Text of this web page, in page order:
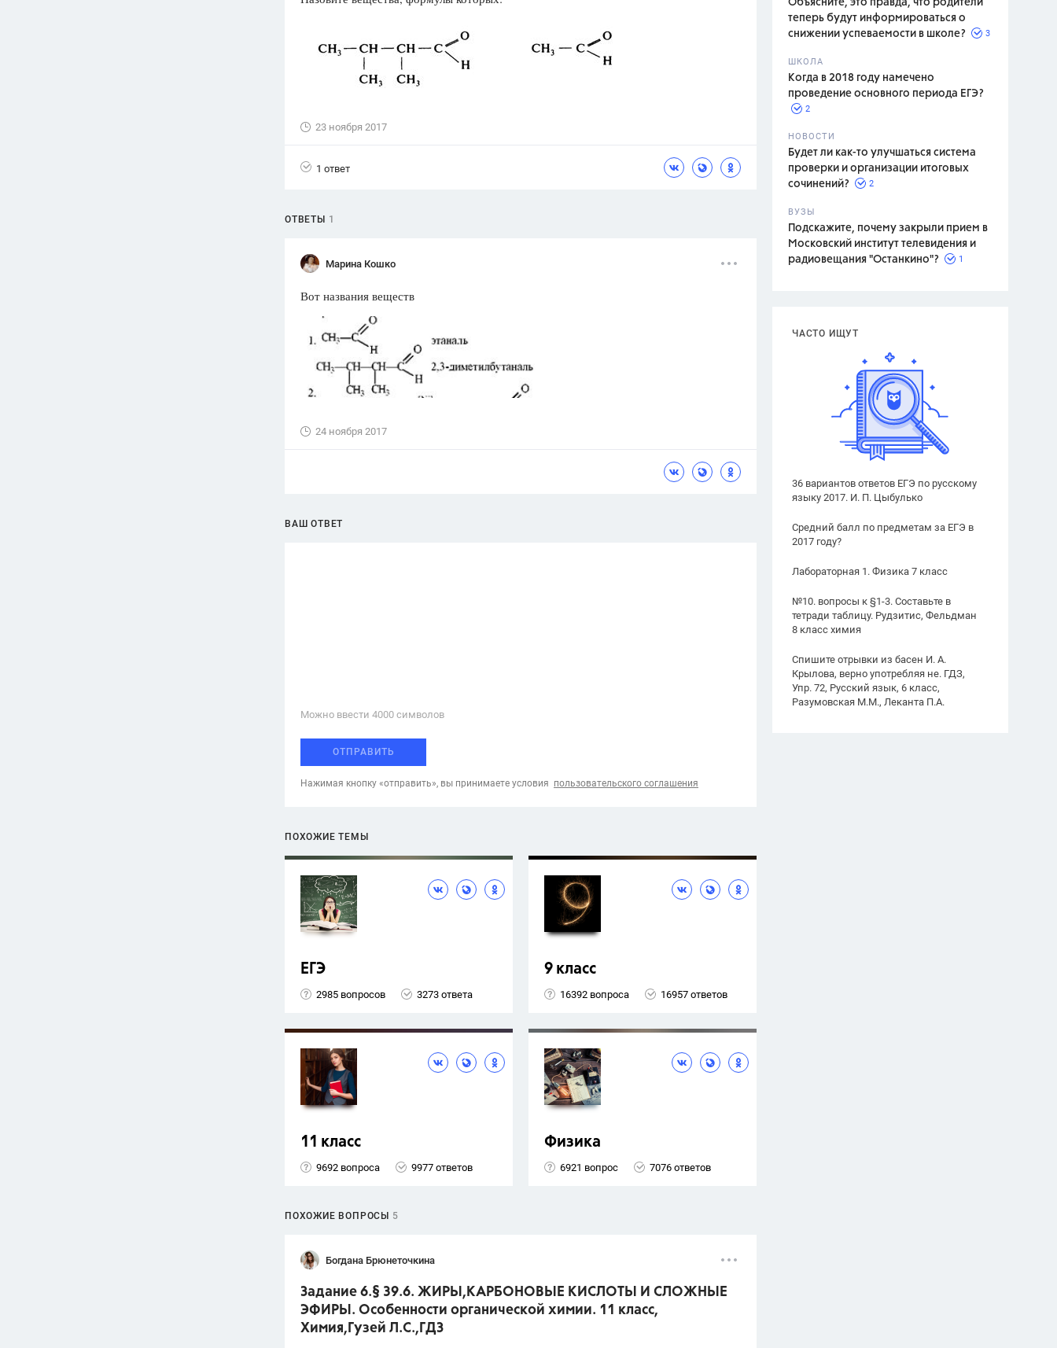
ответа
1551 ответ
ответов
Психология
Объясните, это правда, что родители
теперь будут информироваться о
снижении успеваемости в школе?
3
ШКОЛА
Когда в 2018 году намечено
проведение основного периода ЕГЭ?
2
НОВОСТИ
Будет ли как-то улучшаться система
проверки и организации итоговых
сочинений?
2
ВУЗЫ
Подскажите, почему закрыли прием в
Московский институт телевидения и
радиовещания "Останкино"?
1
ЧАСТО ИЩУТ
36 вариантов ответов ЕГЭ по русскому
языку 2017. И. П. Цыбулько
Средний балл по предметам за ЕГЭ в
2017 году?
Лабораторная 1. Физика 7 класс
№10. вопросы к §1-3. Составьте в
тетради таблицу. Рудзитис, Фельдман
8 класс химия
Спишите отрывки из басен И. А.
Крылова, верно употребляя не. ГДЗ,
Упр. 72, Русский язык, 6 класс,
Разумовская М.М., Леканта П.А.
23 ноября 2017
1 ответ
ОТВЕТЫ 1
Марина Кошко
Вот названия веществ
24 ноября 2017
ВАШ ОТВЕТ
Можно ввести 4000 cимволов
ОТПРАВИТЬ
Нажимая кнопку «отправить», вы принимаете условия пользовательского соглашения
ПОХОЖИЕ ТЕМЫ
ЕГЭ
2985 вопросов 3273 ответа
9 класс
16392 вопроса 16957 ответов
11 класс
9692 вопроса 9977 ответов
Физика
6921 вопрос 7076 ответов
ПОХОЖИЕ ВОПРОСЫ 5
Богдана Брюнеточкина
Задание 6.§ 39.6. ЖИРЫ,КАРБОНОВЫЕ КИСЛОТЫ И СЛОЖНЫЕ
ЭФИРЫ. Особенности органической химии. 11 класс,
Химия,Гузей Л.С.,ГДЗ